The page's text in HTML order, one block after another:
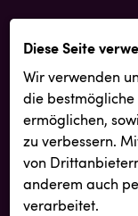
Diese Seite
Wir verwenden
die best­mögliche
ermöglichen,
zu verbessern.
von
anderem auch
verarbeitet.